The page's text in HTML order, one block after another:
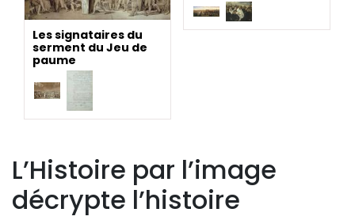
Les signataires du
serment du Jeu de
paume
L’Histoire par l’image
décrypte l’histoire